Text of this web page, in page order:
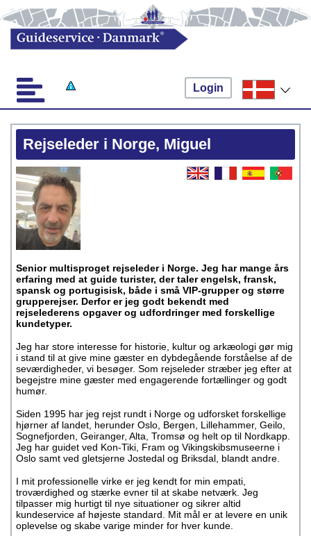
Login
Rejseleder i Norge, Miguel
Senior multisproget rejseleder i Norge. Jeg har mange års
erfaring med at guide turister, der taler engelsk, fransk,
spansk og portugisisk, både i små VIP-grupper og større
grupperejser. Derfor er jeg godt bekendt med
rejselederens opgaver og udfordringer med forskellige
kundetyper.
Jeg har store interesse for historie, kultur og arkæologi gør mig
i stand til at give mine gæster en dybdegående forståelse af de
seværdigheder, vi besøger. Som rejseleder stræber jeg efter at
begejstre mine gæster med engagerende fortællinger og godt
humør.
Siden 1995 har jeg rejst rundt i Norge og udforsket forskellige
hjørner af landet, herunder Oslo, Bergen, Lillehammer, Geilo,
Sognefjorden, Geiranger, Alta, Tromsø og helt op til Nordkapp.
Jeg har guidet ved Kon-Tiki, Fram og Vikingskibsmuseerne i
Oslo samt ved gletsjerne Jostedal og Briksdal, blandt andre.
I mit professionelle virke er jeg kendt for min empati,
troværdighed og stærke evner til at skabe netværk. Jeg
tilpasser mig hurtigt til nye situationer og sikrer altid
kundeservice af højeste standard. Mit mål er at levere en unik
oplevelse og skabe varige minder for hver kunde.